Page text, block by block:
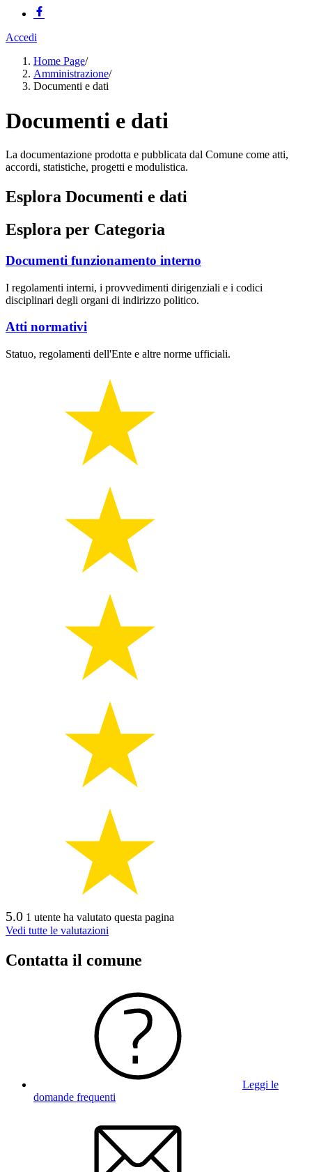
Accedi
Home Page/
Amministrazione/
Documenti e dati
Documenti e dati
La documentazione prodotta e pubblicata dal Comune come atti,
accordi, statistiche, progetti e modulistica.
Esplora Documenti e dati
Esplora per Categoria
Documenti funzionamento interno
I regolamenti interni, i provvedimenti dirigenziali e i codici
disciplinari degli organi di indirizzo politico.
Atti normativi
Statuo, regolamenti dell'Ente e altre norme ufficiali.
5.0 1 utente ha valutato questa pagina
Vedi tutte le valutazioni
Contatta il comune
Leggi le
domande frequenti